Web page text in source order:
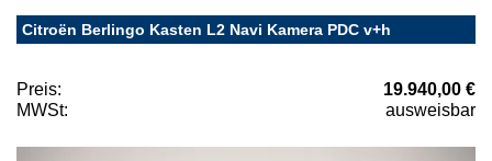
Citroën Berlingo Kasten L2 Navi Kamera PDC v+h
Preis:
19.940,00 €
MWSt:
ausweisbar